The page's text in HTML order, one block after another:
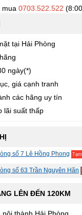
mua 0703.522.522
tại Hải Phòng
ngày(*)
giá cạnh tranh
các hãng uy tín
lãi suất thấp
số 7 Lê Hồng Phong
số 63 Trần Nguyên Hãn
LÊN ĐẾN 120KM